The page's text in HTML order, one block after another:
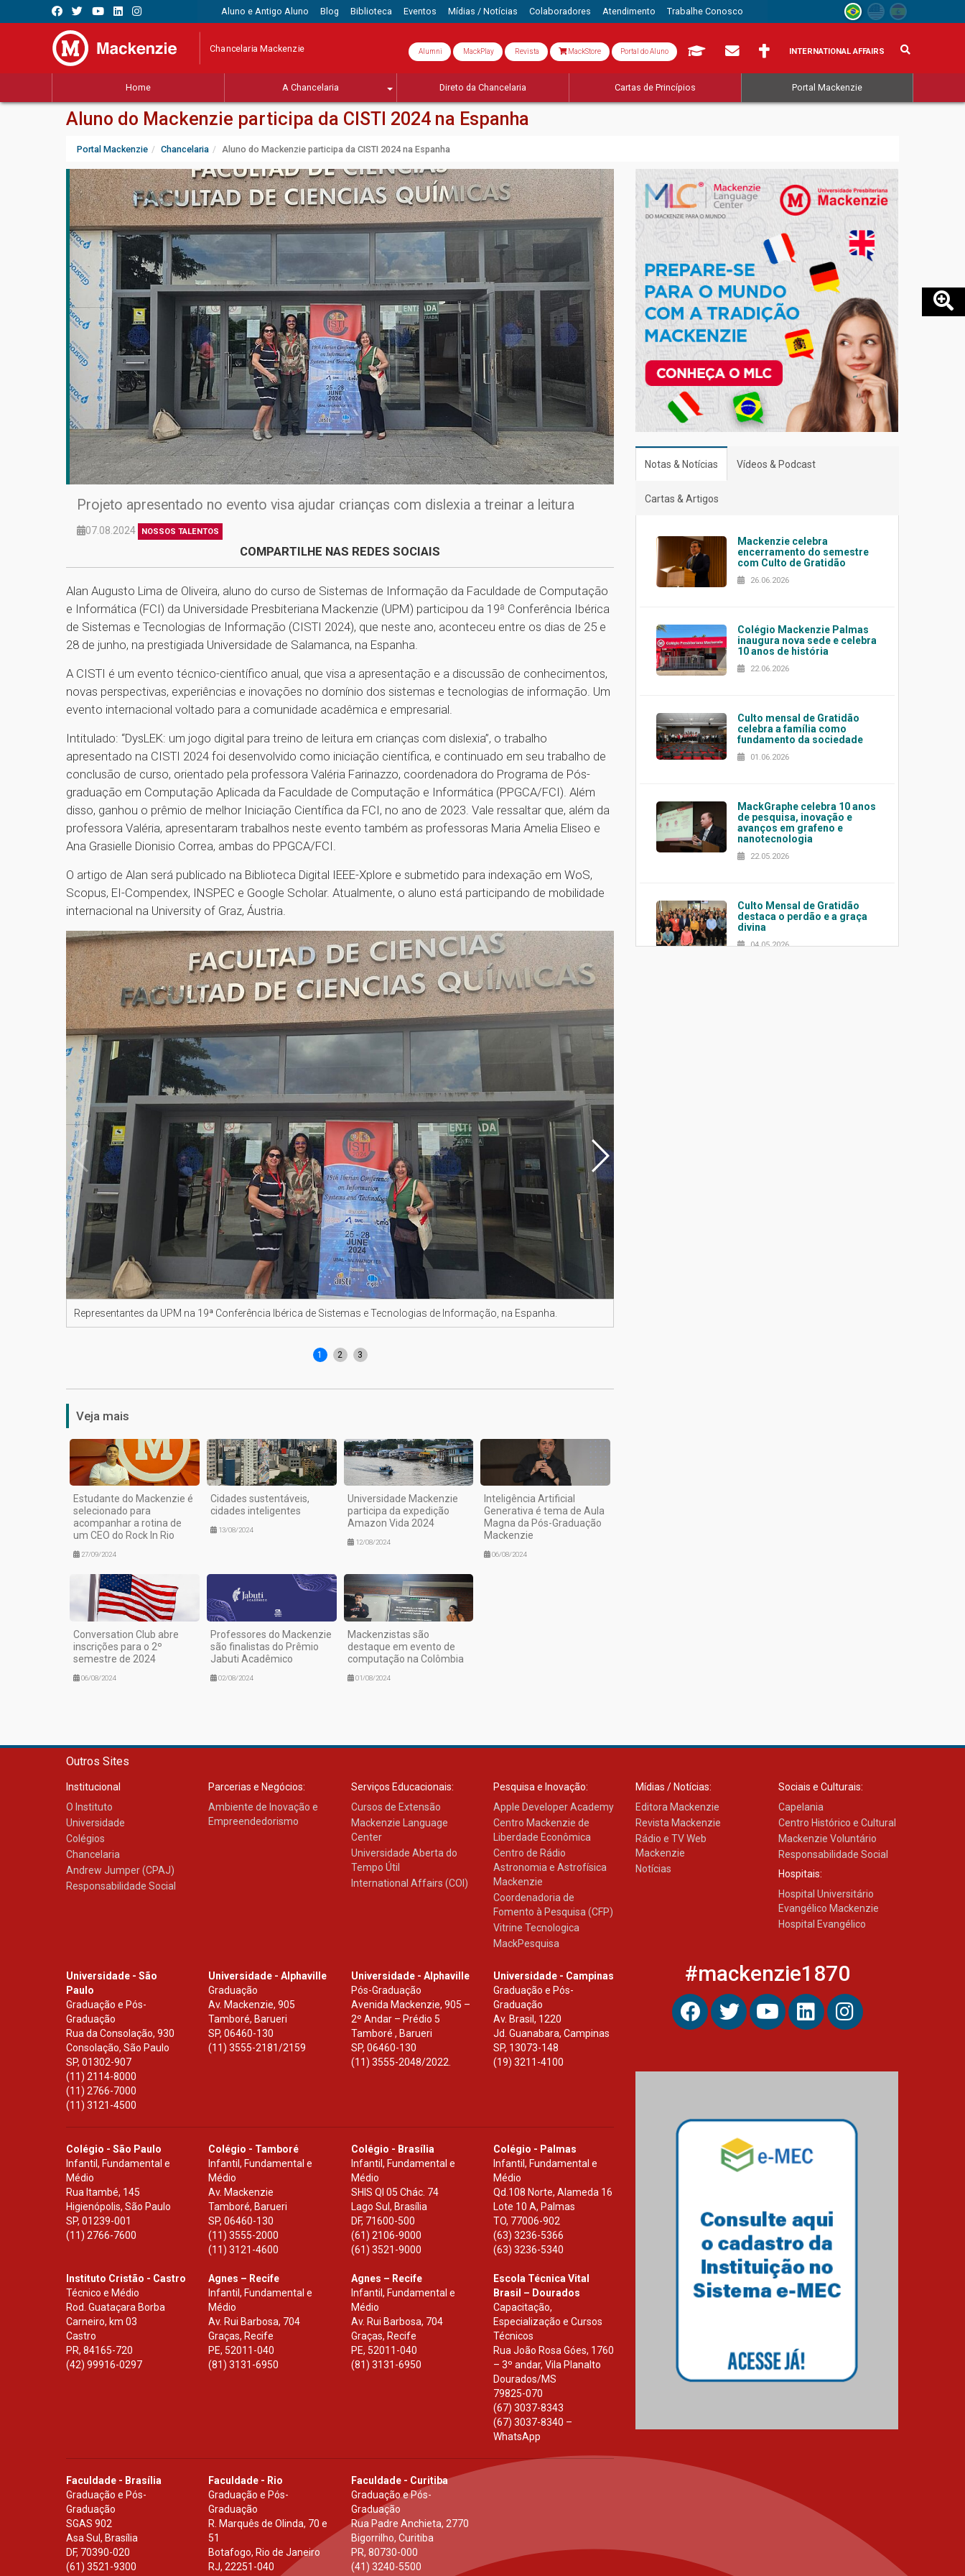
Aluno e Antigo Aluno Blog Biblioteca Eventos Mídias / Notícias Colaboradores Atendimento Trabalhe Conosco
Chancelaria Mackenzie Alumni MackPlay Revista MackStore Portal do Aluno INTERNATIONAL AFFAIRS
Home A Chancelaria Direto da Chancelaria Cartas de Princípios Portal Mackenzie
Aluno do Mackenzie participa da CISTI 2024 na Espanha
Portal Mackenzie Chancelaria Aluno do Mackenzie participa da CISTI 2024 na Espanha
Projeto apresentado no evento visa ajudar crianças com dislexia a treinar a leitura
07.08.2024 NOSSOS TALENTOS
COMPARTILHE NAS REDES SOCIAIS
Alan Augusto Lima de Oliveira, aluno do curso de Sistemas de Informação da Faculdade de Computação
e Informática (FCI) da Universidade Presbiteriana Mackenzie (UPM) participou da 19ª Conferência Ibérica
de Sistemas e Tecnologias de Informação (CISTI 2024), que neste ano, aconteceu entre os dias de 25 e
28 de junho, na prestigiada Universidade de Salamanca, na Espanha.
A CISTI é um evento técnico-científico anual, que visa a apresentação e a discussão de conhecimentos,
novas perspectivas, experiências e inovações no domínio dos sistemas e tecnologias de informação. Um
evento internacional voltado para a comunidade acadêmica e empresarial.
Intitulado: “DysLEK: um jogo digital para treino de leitura em crianças com dislexia”, o trabalho
apresentado na CISTI 2024 foi desenvolvido como iniciação científica, e continuado em seu trabalho de
conclusão de curso, orientado pela professora Valéria Farinazzo, coordenadora do Programa de Pós-
graduação em Computação Aplicada da Faculdade de Computação e Informática (PPGCA/FCI). Além
disso, ganhou o prêmio de melhor Iniciação Científica da FCI, no ano de 2023. Vale ressaltar que, além da
professora Valéria, apresentaram trabalhos neste evento também as professoras Maria Amelia Eliseo e
Ana Grasielle Dionisio Correa, ambas do PPGCA/FCI.
O artigo de Alan será publicado na Biblioteca Digital IEEE-Xplore e submetido para indexação em WoS,
Scopus, EI-Compendex, INSPEC e Google Scholar. Atualmente, o aluno está participando de mobilidade
internacional na University of Graz, Áustria.
Representantes da UPM na 19ª Conferência Ibérica de Sistemas e Tecnologias de Informação, na Espanha.
1 2 3
Veja mais
Estudante do Mackenzie é
selecionado para
acompanhar a rotina de
um CEO do Rock In Rio
27/09/2024
Cidades sustentáveis,
cidades inteligentes
13/08/2024
Universidade Mackenzie
participa da expedição
Amazon Vida 2024
12/08/2024
Inteligência Artificial
Generativa é tema de Aula
Magna da Pós-Graduação
Mackenzie
06/08/2024
Conversation Club abre
inscrições para o 2º
semestre de 2024
06/08/2024
Professores do Mackenzie
são finalistas do Prêmio
Jabuti Acadêmico
02/08/2024
Mackenzistas são
destaque em evento de
computação na Colômbia
01/08/2024
Notas & Notícias Vídeos & Podcast
Cartas & Artigos
Mackenzie celebra
encerramento do semestre
com Culto de Gratidão
26.06.2026
Colégio Mackenzie Palmas
inaugura nova sede e celebra
10 anos de história
22.06.2026
Culto mensal de Gratidão
celebra a família como
fundamento da sociedade
01.06.2026
MackGraphe celebra 10 anos
de pesquisa, inovação e
avanços em grafeno e
nanotecnologia
22.05.2026
Culto Mensal de Gratidão
destaca o perdão e a graça
divina
04.05.2026
Outros Sites
Institucional
O Instituto
Universidade
Colégios
Chancelaria
Andrew Jumper (CPAJ)
Responsabilidade Social
Parcerias e Negócios:
Ambiente de Inovação e
Empreendedorismo
Serviços Educacionais:
Cursos de Extensão
Mackenzie Language
Center
Universidade Aberta do
Tempo Útil
International Affairs (COI)
Pesquisa e Inovação:
Apple Developer Academy
Centro Mackenzie de
Liberdade Econômica
Centro de Rádio
Astronomia e Astrofísica
Mackenzie
Coordenadoria de
Fomento à Pesquisa (CFP)
Vitrine Tecnologica
MackPesquisa
Mídias / Notícias:
Editora Mackenzie
Revista Mackenzie
Rádio e TV Web
Mackenzie
Notícias
Sociais e Culturais:
Capelania
Centro Histórico e Cultural
Mackenzie Voluntário
Responsabilidade Social
Hospitais:
Hospital Universitário
Evangélico Mackenzie
Hospital Evangélico
Universidade - São
Paulo
Graduação e Pós-
Graduação
Rua da Consolação, 930
Consolação, São Paulo
SP, 01302-907
(11) 2114-8000
(11) 2766-7000
(11) 3121-4500
Universidade - Alphaville
Graduação
Av. Mackenzie, 905
Tamboré, Barueri
SP,06460-130
(11) 3555-2181/2159
Universidade - Alphaville
Pós-Graduação
Avenida Mackenzie, 905 –
2º Andar – Prédio 5
Tamboré , Barueri
SP, 06460-130
(11) 3555-2048/2022.
Universidade - Campinas
Graduação e Pós-
Graduação
Av. Brasil, 1220
Jd. Guanabara, Campinas
SP, 13073-148
(19) 3211-4100
Colégio - São Paulo
Infantil, Fundamental e
Médio
Rua Itambé, 145
Higienópolis, São Paulo
SP, 01239-001
(11) 2766-7600
Colégio - Tamboré
Infantil, Fundamental e
Médio
Av. Mackenzie
Tamboré, Barueri
SP,06460-130
(11) 3555-2000
(11) 3121-4600
Colégio - Brasília
Infantil, Fundamental e
Médio
SHIS Ql 05 Chác. 74
Lago Sul, Brasília
DF, 71600-500
(61) 2106-9000
(61) 3521-9000
Colégio - Palmas
Infantil, Fundamental e
Médio
Qd.108 Norte, Alameda 16
Lote 10 A, Palmas
TO, 77006-902
(63) 3236-5366
(63) 3236-5340
Instituto Cristão - Castro
Técnico e Médio
Rod. Guataçara Borba
Carneiro, km 03
Castro
PR, 84165-720
(42) 99916-0297
Agnes – Recife
Infantil, Fundamental e
Médio
Av. Rui Barbosa, 704
Graças, Recife
PE, 52011-040
(81) 3131-6950
Agnes – Recife
Infantil, Fundamental e
Médio
Av. Rui Barbosa, 704
Graças, Recife
PE, 52011-040
(81) 3131-6950
Escola Técnica Vital
Brasil – Dourados
Capacitação,
Especialização e Cursos
Técnicos
Rua João Rosa Góes, 1760
– 3º andar, Vila Planalto
Dourados/MS
79825-070
(67) 3037-8343
(67) 3037-8340 –
WhatsApp
Faculdade - Brasília
Graduação e Pós-
Graduação
SGAS 902
Asa Sul, Brasília
DF, 70390-020
(61) 3521-9300
Faculdade - Rio
Graduação e Pós-
Graduação
R. Marquês de Olinda, 70 e
51
Botafogo, Rio de Janeiro
RJ,22251-040
Faculdade - Curitiba
Graduação e Pós-
Graduação
Rua Padre Anchieta, 2770
Bigorrilho, Curitiba
PR, 80730-000
(41) 3240-5500
#mackenzie1870